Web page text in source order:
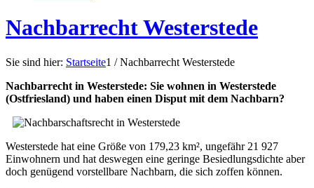
Nachbarrecht Westerstede
Sie sind hier: Startseite1 / Nachbarrecht Westerstede
Nachbarrecht in Westerstede: Sie wohnen in Westerstede
(Ostfriesland) und haben einen Disput mit dem Nachbarn?
Westerstede hat eine Größe von 179,23 km², ungefähr 21 927
Einwohnern und hat deswegen eine geringe Besiedlungsdichte aber
doch genügend vorstellbare Nachbarn, die sich zoffen können.